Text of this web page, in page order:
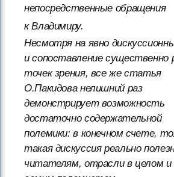
непосредственные обращения
к Владимиру.
Несмотря на явно
и сопоставление существенно
точек зрения, все же статья
О.Пакидова нелишний раз
демонстрирует возможность
достаточно содержательной
полемики: в конечном счете,
такая дискуссия реально
читателям, отрасли в целом